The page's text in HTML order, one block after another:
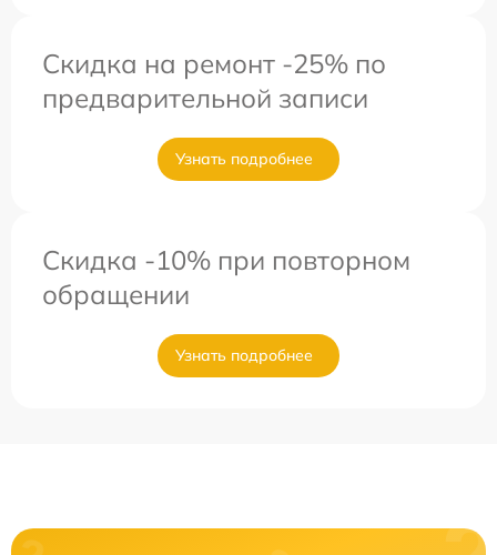
Скидка на ремонт -25% по
предварительной записи
Узнать подробнее
Скидка -10% при повторном
обращении
Узнать подробнее